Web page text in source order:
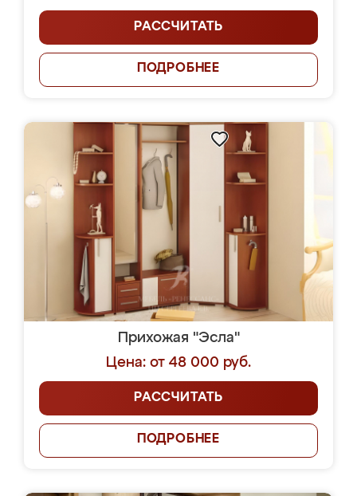
РАССЧИТАТЬ
ПОДРОБНЕЕ
Прихожая "Эсла"
Цена: от 48 000 руб.
РАССЧИТАТЬ
ПОДРОБНЕЕ